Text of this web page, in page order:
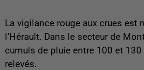
La vigilance rouge aux crues est
l’Hérault. Dans le secteur de
cumuls de pluie entre 100 et
relevés.